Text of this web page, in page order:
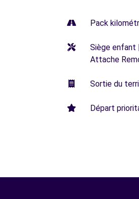
Pack
Siège enfant
Attache
Sortie du
Départ